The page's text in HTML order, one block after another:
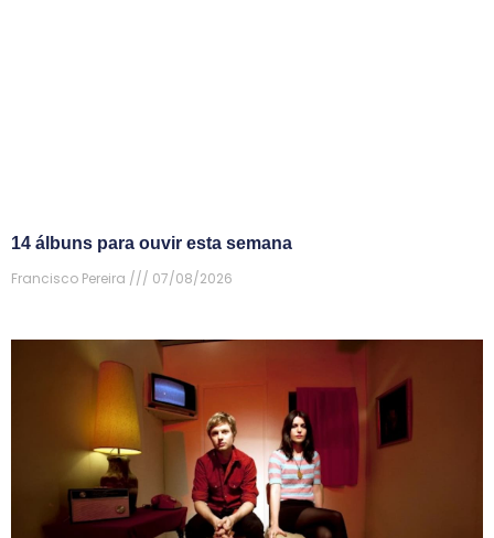
14 álbuns para ouvir esta semana
Francisco Pereira
07/08/2026